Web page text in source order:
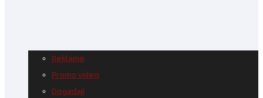
Reklame
Promo video
Događaji